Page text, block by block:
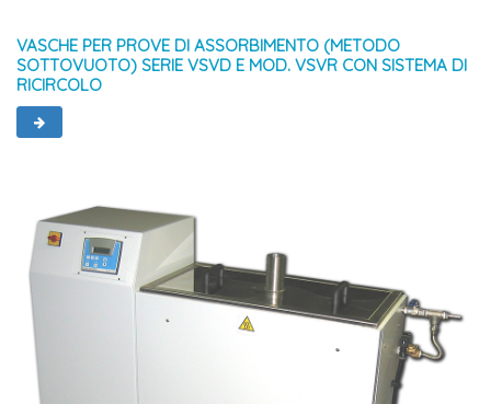
VASCHE PER PROVE DI ASSORBIMENTO (METODO
SOTTOVUOTO) SERIE VSVD E MOD. VSVR CON SISTEMA DI
RICIRCOLO